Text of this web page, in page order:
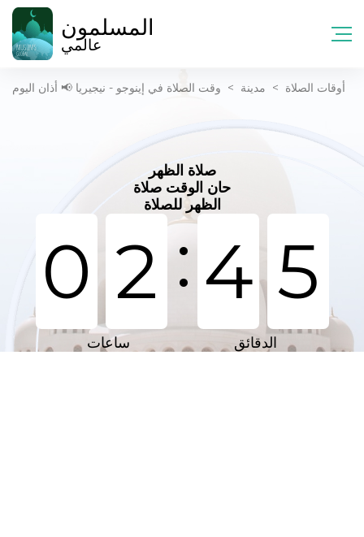
المسلمون
عالمي
أوقات الصلاة > مدينة > وقت الصلاة في إينوجو - نيجيريا 📢 أذان اليوم
صلاة الظهر
حان الوقت صلاة
الظهر للصلاة
0 2 :4 5
ساعات الدقائق